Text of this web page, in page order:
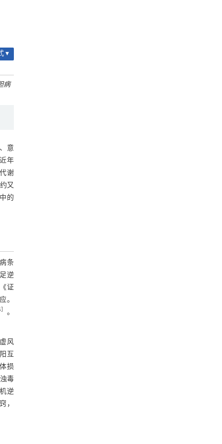
▾
病
意
年
谢
又
的
条
逆
证
。
］ 。
风
互
损
毒
逆
，